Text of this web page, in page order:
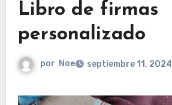
Libro de firmas
personalizado
por Noe septiembre 11, 2024